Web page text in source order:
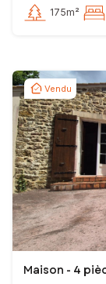
175m²
Vendu
Maison - 4